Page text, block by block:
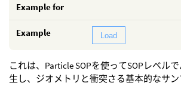
Example for
Example Load
これは、Particle SOPを使ってSOPレベル
生し、ジオメトリと衝突さる基本的なサン